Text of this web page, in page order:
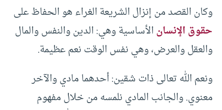
وكان القصد من إنزال الشريعة الغراء هو الحفاظ على
حقوق الإنسانالأساسية وهي: الدين والنفس والمال
والعقل والعرض، وهي نفس الوقت نعم عظيمة.
ونعم الله تعالى ذات شقين: أحدهما مادي والآخر
معنوي. والجانب المادي نلمسه من خلال مفهوم